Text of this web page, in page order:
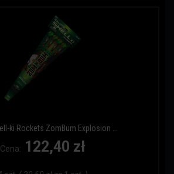
ki Rockets ZomBum Explosion ...
Cena: 122,40 zł